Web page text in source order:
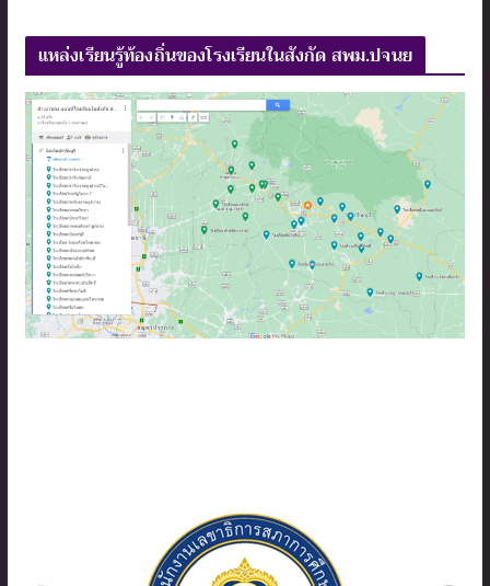
แหล่งเรียนรู้ท้องถิ่นของโรงเรียนในสังกัด สพม.ปจนย